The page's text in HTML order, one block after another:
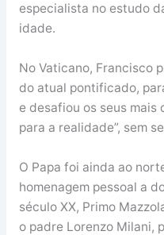
especialista no estudo
idade.
No Vaticano, Francisco
do atual pontificado,
e desafiou os seus mais
para a realidade”, sem
O Papa foi ainda ao
homenagem pessoal a
século XX, Primo
o padre Lorenzo Milani,